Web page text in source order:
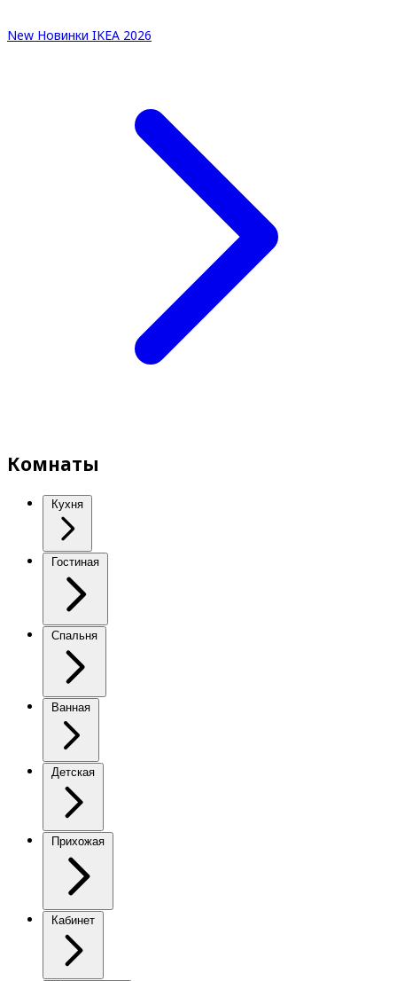
New Новинки IKEA 2026
Комнаты
Кухня
Гостиная
Спальня
Ванная
Детская
Прихожая
Кабинет